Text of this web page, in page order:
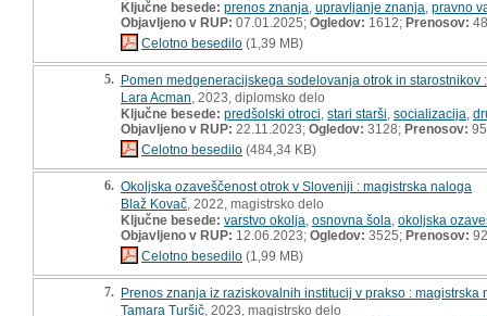
Ključne besede: prenos znanja upravljanje znanja pravno
Objavljeno v RUP: 07.01.2025; Ogledov: 1612; Prenosov: 48
Celotno besedilo (1,39 MB)
5. Pomen medgeneracijskega sodelovanja otrok in starostnikov
Lara Acman , 2023, diplomsko delo
Ključne besede: predšolski otroci stari starši socializacija
Objavljeno v RUP: 22.11.2023; Ogledov: 3128; Prenosov: 95
Celotno besedilo (484,34 KB)
6. Okoljska ozaveščenost otrok v Sloveniji : magistrska naloga
Blaž Kovač , 2022, magistrsko delo
Ključne besede: varstvo okolja osnovna šola okoljska
Objavljeno v RUP: 12.06.2023; Ogledov: 3525; Prenosov: 92
Celotno besedilo (1,99 MB)
7. Prenos znanja iz raziskovalnih institucij v prakso : magistrska
Tamara Turšič , 2023, magistrsko delo